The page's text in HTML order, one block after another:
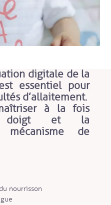
digitale de la
essentiel pour
d’allaitement.
à la fois
doigt et la
mécanisme de
nourrisson